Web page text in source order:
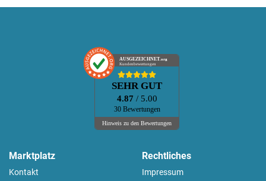
AUSGEZEICHNET.org
Kundenbewertungen
SEHR GUT
4.87 / 5.00
30 Bewertungen
Hinweis zu den Bewertungen
Marktplatz
Kontakt
Rechtliches
Impressum